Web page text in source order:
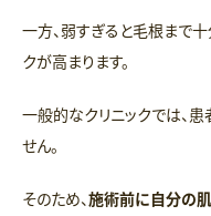
一方、弱すぎると毛根まで
クが高まります。
一般的なクリニックでは、
せん。
そのため、施術前に自分の肌